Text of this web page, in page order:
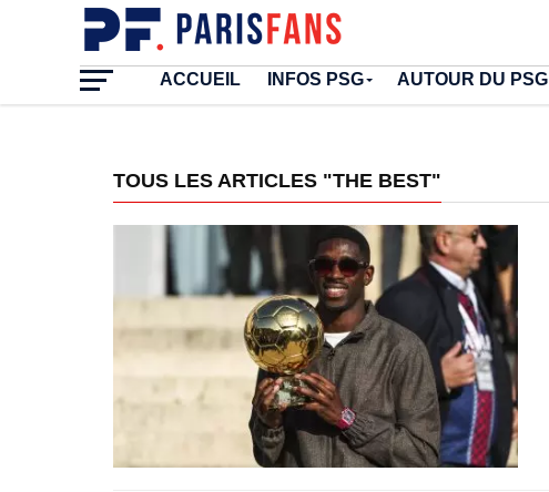
ACCUEIL INFOS PSG AUTOUR DU PSG
TOUS LES ARTICLES "THE BEST"